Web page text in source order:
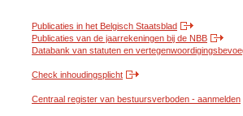
Publicaties in het Belgisch Staatsblad
Publicaties van de jaarrekeningen bij de NBB
Databank van statuten en
Check inhoudingsplicht
Centraal register van bestuursverboden - aanmelden